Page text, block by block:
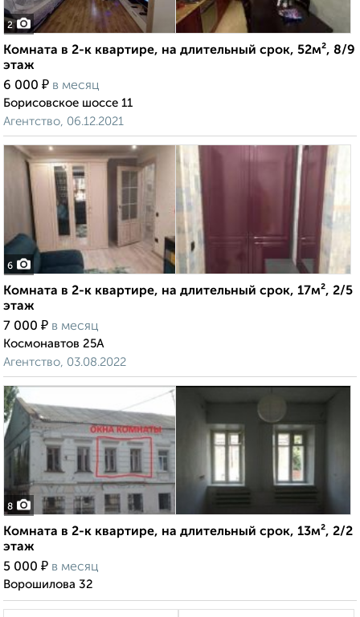
2
Комната в 2-к квартире, на длительный срок, 52м², 8/9
этаж
6 000 ₽ в месяц
Борисовское шоссе 11
Агентство, 06.12.2021
6
Комната в 2-к квартире, на длительный срок, 17м², 2/5
этаж
7 000 ₽ в месяц
Космонавтов 25А
Агентство, 03.08.2022
8
Комната в 2-к квартире, на длительный срок, 13м², 2/2
этаж
5 000 ₽ в месяц
Ворошилова 32